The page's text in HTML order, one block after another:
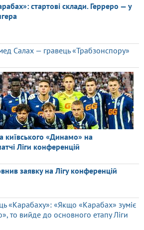
стартові склади. Герреро — у
Салах — гравець «Трабзонспору»
київського «Динамо» на
Ліги конференцій
заявку на Лігу конференцій
«Карабаху»: «Якщо «Карабах» зуміє
то вийде до основного етапу Ліги